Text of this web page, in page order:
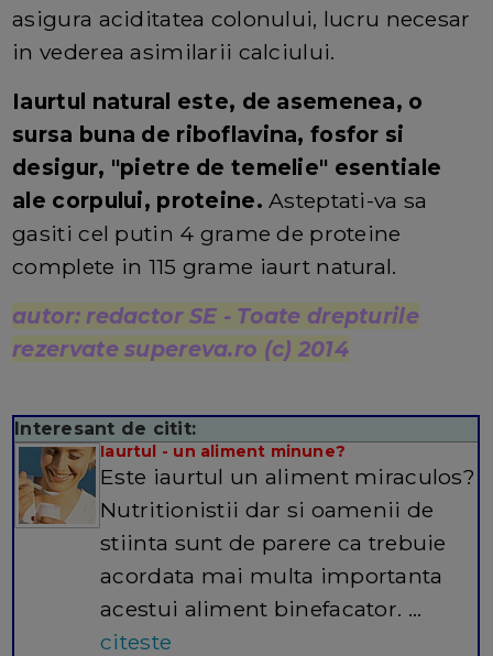
asigura aciditatea colonului, lucru necesar
in vederea asimilarii calciului.
Iaurtul natural este, de asemenea, o
sursa buna de riboflavina, fosfor si
desigur, "pietre de temelie" esentiale
ale corpului, proteine​. Asteptati-va sa
gasiti cel putin 4 grame de proteine ​​
complete in 115 grame iaurt natural.
autor: redactor SE - Toate drepturile
rezervate supereva.ro (c) 2014
Interesant de citit:
Iaurtul - un aliment minune?
Este iaurtul un aliment miraculos?
Nutritionistii dar si oamenii de
stiinta sunt de parere ca trebuie
acordata mai multa importanta
acestui aliment binefacator. ...
citeste